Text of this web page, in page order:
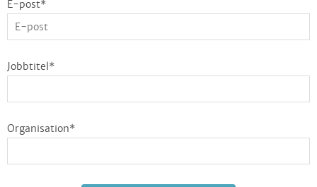
E-post*
Jobbtitel *
Organisation*